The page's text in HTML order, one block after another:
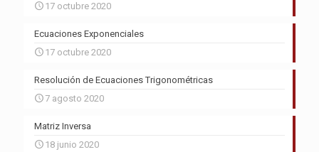
17 octubre 2020
Ecuaciones Exponenciales
17 octubre 2020
Resolución de Ecuaciones Trigonométricas
7 agosto 2020
Matriz Inversa
18 junio 2020